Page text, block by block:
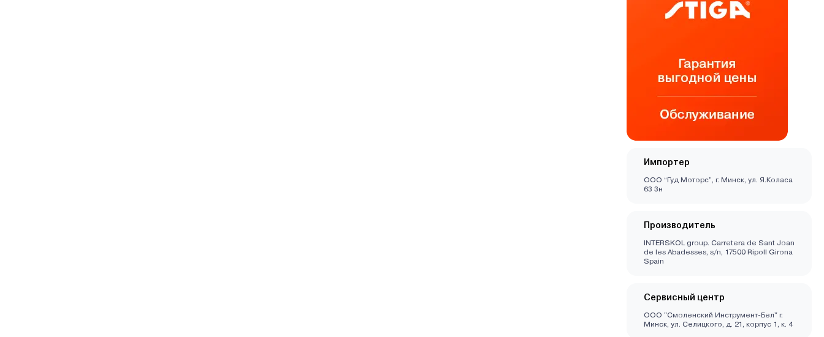
Импортер
ООО “Гуд Моторс”, г. Минск, ул. Я.Коласа
63 3н
Производитель
INTERSKOL group. Carretera de Sant Joan
de les Abadesses, s/n, 17500 Ripoll Girona
Spain
Сервисный центр
ООО "Смоленский Инструмент-Бел" г.
Минск, ул. Селицкого, д. 21, корпус 1, к. 4